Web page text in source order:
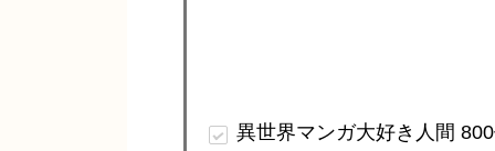
異世界マンガ大好き人間